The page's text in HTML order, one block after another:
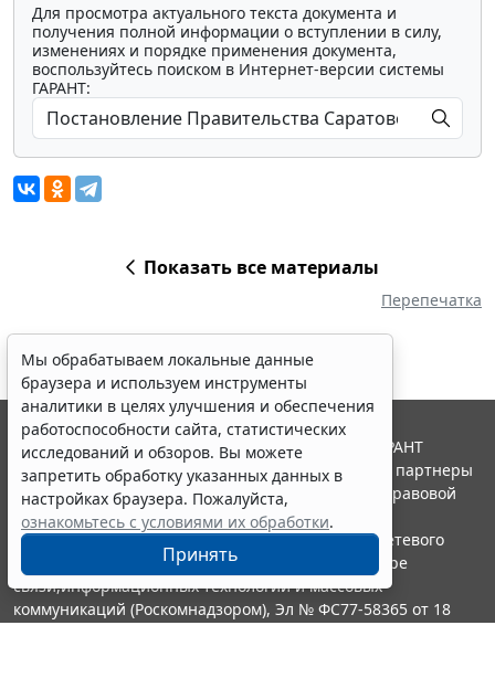
Для просмотра актуального текста документа и
получения полной информации о вступлении в силу,
изменениях и порядке применения документа,
воспользуйтесь поиском в Интернет-версии системы
ГАРАНТ:
Показать все материалы
Перепечатка
Мы обрабатываем локальные данные
браузера и используем инструменты
аналитики в целях улучшения и обеспечения
работоспособности сайта, статистических
исследований и обзоров. Вы можете
запретить обработку указанных данных в
настройках браузера. Пожалуйста,
ознакомьтесь с условиями их обработки.
Принять
© ООО "НПП "ГАРАНТ-СЕРВИС", 2026. Система ГАРАНТ
выпускается с 1990 года. Компания "Гарант" и ее партнеры
являются участниками Российской ассоциации правовой
информации ГАРАНТ.
Портал ГАРАНТ.РУ зарегистрирован в качестве сетевого
издания Федеральной службой по надзору в сфере
связи,информационных технологий и массовых
коммуникаций (Роскомнадзором), Эл № ФС77-58365 от 18